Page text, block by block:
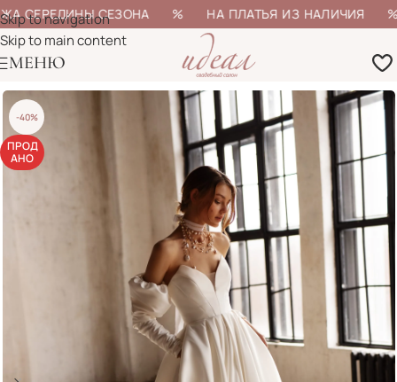
СЕРЕДИНЫ СЕЗОНА % НА ПЛАТЬЯ ИЗ НАЛИЧИЯ %
Skip to navigation
Skip to main content
МЕНЮ
-40%
ПРОД
АНО